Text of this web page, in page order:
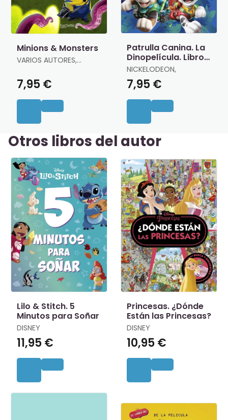
Minions & Monsters
VARIOS AUTORES,
7,95 €
Patrulla Canina. La
Dinopelícula. Libro
de Colorear
NICKELODEON,
7,95 €
Otros libros del autor
Lilo & Stitch. 5
Minutos para Soñar
DISNEY
11,95 €
Princesas. ¿Dónde
Están las Princesas?
DISNEY
10,95 €